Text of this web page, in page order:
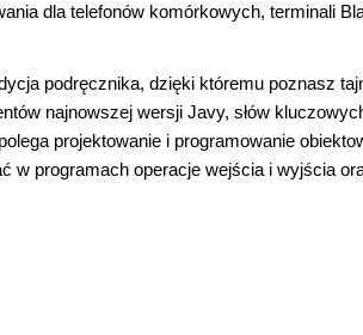
dla telefonów komórkowych, terminali
podręcznika, dzięki któremu poznasz
najnowszej wersji Javy, słów
projektowanie i programowanie
w programach operacje wejścia i wyjścia